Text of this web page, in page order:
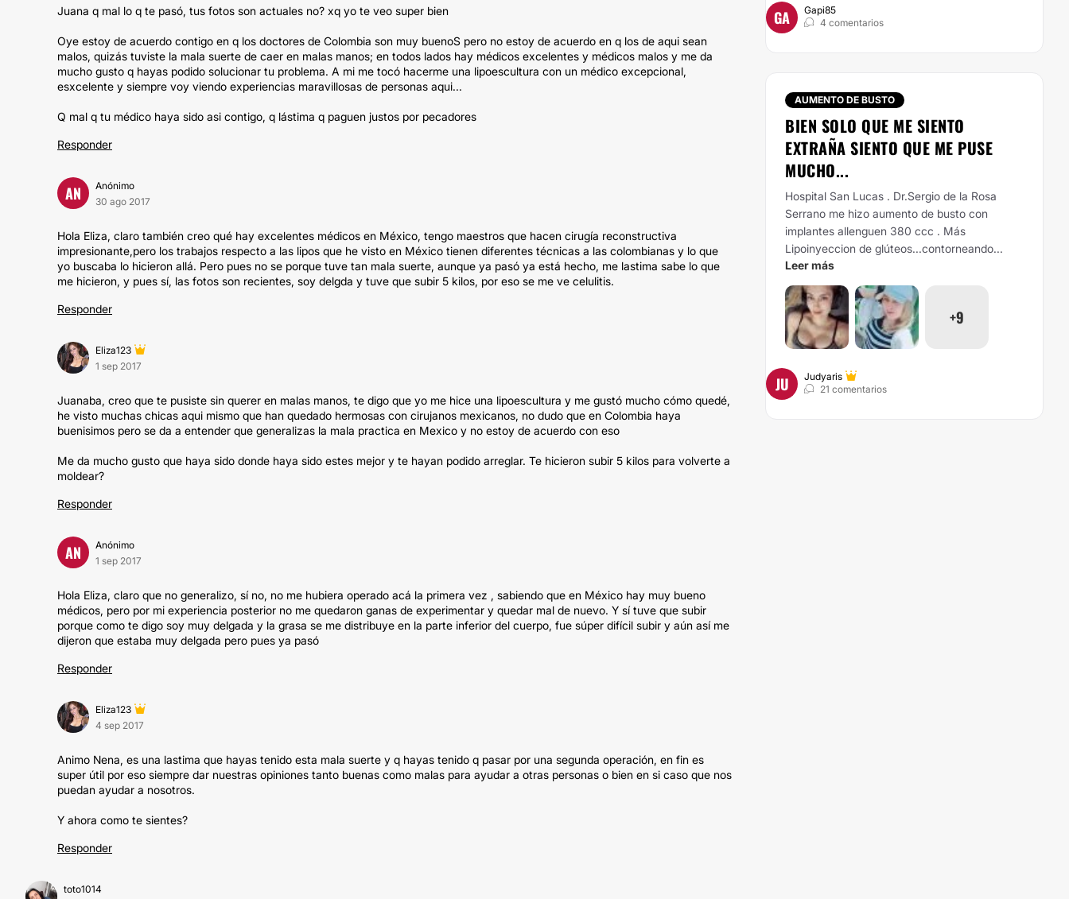
Juana q mal lo q te pasó, tus fotos son actuales no? xq yo te veo super bien
Oye estoy de acuerdo contigo en q los doctores de Colombia son muy buenoS pero no estoy de acuerdo en q los de aqui sean
malos, quizás tuviste la mala suerte de caer en malas manos; en todos lados hay médicos excelentes y médicos malos y me da
mucho gusto q hayas podido solucionar tu problema. A mi me tocó hacerme una lipoescultura con un médico excepcional,
esxcelente y siempre voy viendo experiencias maravillosas de personas aqui...
Q mal q tu médico haya sido asi contigo, q lástima q paguen justos por pecadores
Responder
AN
Anónimo
30 ago 2017
Hola Eliza, claro también creo qué hay excelentes médicos en México, tengo maestros que hacen cirugía reconstructiva
impresionante,pero los trabajos respecto a las lipos que he visto en México tienen diferentes técnicas a las colombianas y lo que
yo buscaba lo hicieron allá. Pero pues no se porque tuve tan mala suerte, aunque ya pasó ya está hecho, me lastima sabe lo que
me hicieron, y pues sí, las fotos son recientes, soy delgda y tuve que subir 5 kilos, por eso se me ve celulitis.
Responder
Eliza123
1 sep 2017
Juanaba, creo que te pusiste sin querer en malas manos, te digo que yo me hice una lipoescultura y me gustó mucho cómo quedé,
he visto muchas chicas aqui mismo que han quedado hermosas con cirujanos mexicanos, no dudo que en Colombia haya
buenisimos pero se da a entender que generalizas la mala practica en Mexico y no estoy de acuerdo con eso
Me da mucho gusto que haya sido donde haya sido estes mejor y te hayan podido arreglar. Te hicieron subir 5 kilos para volverte a
moldear?
Responder
AN
Anónimo
1 sep 2017
Hola Eliza, claro que no generalizo, sí no, no me hubiera operado acá la primera vez , sabiendo que en México hay muy bueno
médicos, pero por mi experiencia posterior no me quedaron ganas de experimentar y quedar mal de nuevo. Y sí tuve que subir
porque como te digo soy muy delgada y la grasa se me distribuye en la parte inferior del cuerpo, fue súper difícil subir y aún así me
dijeron que estaba muy delgada pero pues ya pasó
Responder
Eliza123
4 sep 2017
Animo Nena, es una lastima que hayas tenido esta mala suerte y q hayas tenido q pasar por una segunda operación, en fin es
super útil por eso siempre dar nuestras opiniones tanto buenas como malas para ayudar a otras personas o bien en si caso que nos
puedan ayudar a nosotros.
Y ahora como te sientes?
Responder
toto1014
GA
Gapi85
4 comentarios
AUMENTO DE BUSTO
BIEN SOLO QUE ME SIENTO
EXTRAÑA SIENTO QUE ME PUSE
MUCHO...
Hospital San Lucas . Dr.Sergio de la Rosa
Serrano me hizo aumento de busto con
implantes allenguen 380 ccc . Más
Lipoinyeccion de glúteos...contorneando...
Leer más
+9
JU
Judyaris
21 comentarios